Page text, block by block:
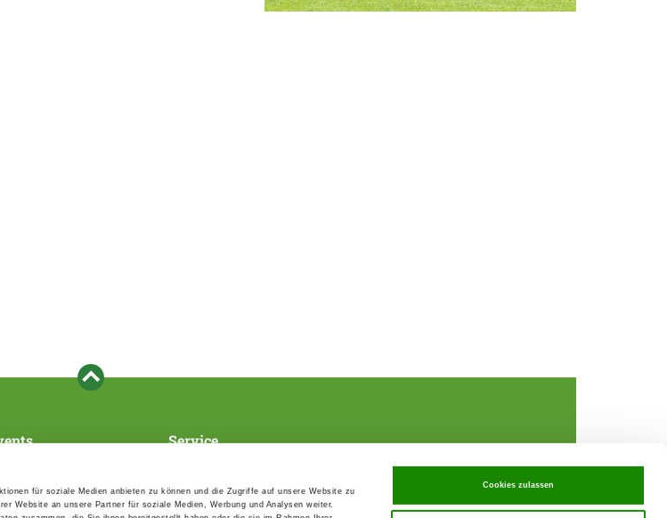
für soziale Medien anbieten zu können und die Zugriffe auf unsere Website zu
Website an unsere Partner für soziale Medien, Werbung und Analysen weiter.
Cookies zulassen
calender
Service
Forms, information brochures,
directories
Data Privacy declaration